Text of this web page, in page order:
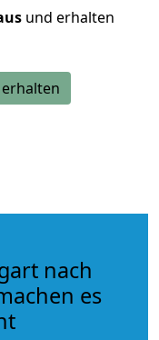
und erhalten
nach
es